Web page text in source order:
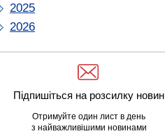
2025
2026
Підпишіться на розсилку новин
Отримуйте один лист в день
з найважливішими новинами